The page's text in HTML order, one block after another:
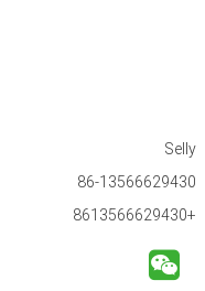
+8613566629430